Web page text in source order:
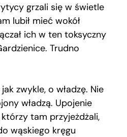
grzali się w świetle
lubił mieć wokół
ich w ten toksyczny
Trudno
zwykle, o władzę. Nie
władzą. Upojenie
tam przyjeżdżali,
wąskiego kręgu